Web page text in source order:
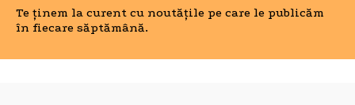
Te ținem la curent cu noutățile pe care le publicăm
în fiecare săptămână.